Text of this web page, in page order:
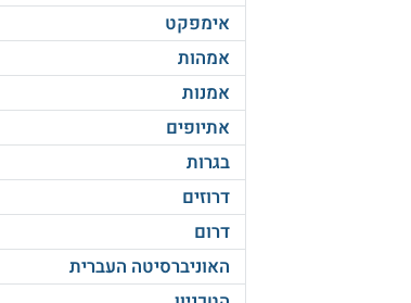
אימפקט
אמהות
אמנות
אתיופים
בגרות
דרוזים
דרום
האוניברסיטה העברית